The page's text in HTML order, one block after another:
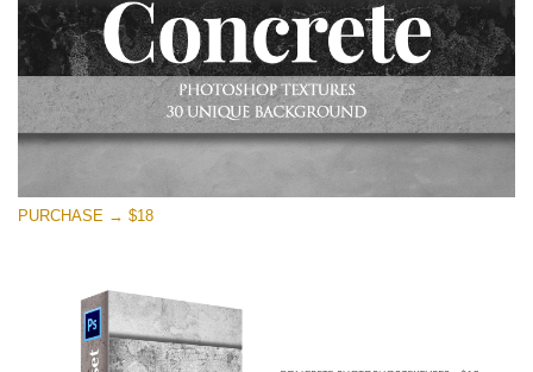
Large 6000*4000px
Entire Collection
(1783 Overlays)
Large 6000*4000px
ดาวน์โหลดฟรี
PURCHASE → $18